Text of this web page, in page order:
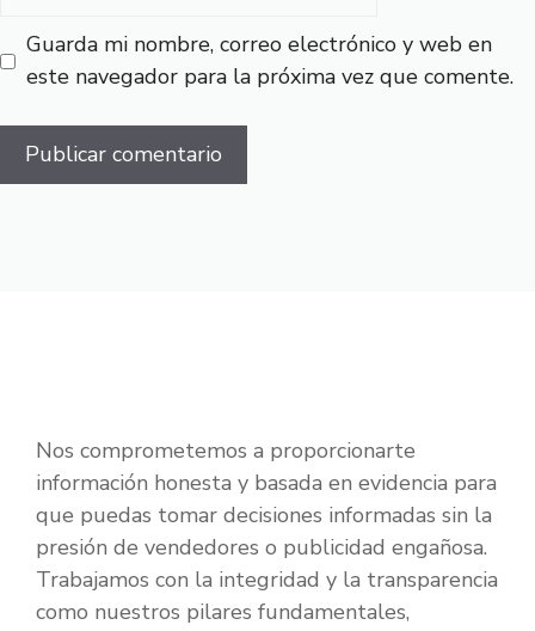
Guarda mi nombre, correo electrónico y web en
este navegador para la próxima vez que comente.
Nos comprometemos a proporcionarte
información honesta y basada en evidencia para
que puedas tomar decisiones informadas sin la
presión de vendedores o publicidad engañosa.
Trabajamos con la integridad y la transparencia
como nuestros pilares fundamentales,